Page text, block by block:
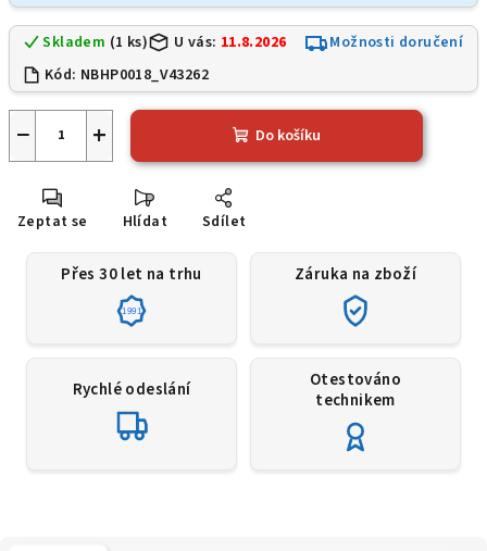
Skladem (1 ks) U vás: 11.8.2026
Možnosti doručení
Kód: NBHP0018_V43262
+
− Do košíku
Zeptat se Hlídat Sdílet
Přes 30 let na trhu
1991
Záruka na zboží
Rychlé odeslání
Otestováno
technikem